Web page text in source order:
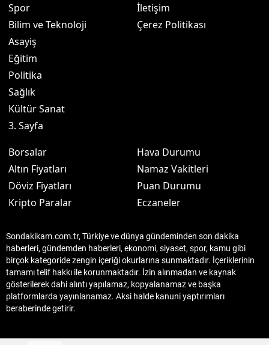
Spor
Bilim ve Teknoloji
Asayiş
Eğitim
Politika
Sağlık
Kültür Sanat
3. Sayfa
İletişim
Çerez Politikası
Borsalar
Altın Fiyatları
Döviz Fiyatları
Kripto Paralar
Hava Durumu
Namaz Vakitleri
Puan Durumu
Eczaneler
Sondakikam.com.tr, Türkiye ve dünya gündeminden son dakika
haberleri, gündemden haberleri, ekonomi, siyaset, spor, kamu gibi
birçok kategoride zengin içeriği okurlarına sunmaktadır. İçeriklerinin
tamamı telif hakkı ile korunmaktadır. İzin alınmadan ve kaynak
gösterilerek dahi alıntı yapılamaz, kopyalanamaz ve başka
platformlarda yayınlanamaz. Aksi halde kanuni yaptırımları
beraberinde getirir.